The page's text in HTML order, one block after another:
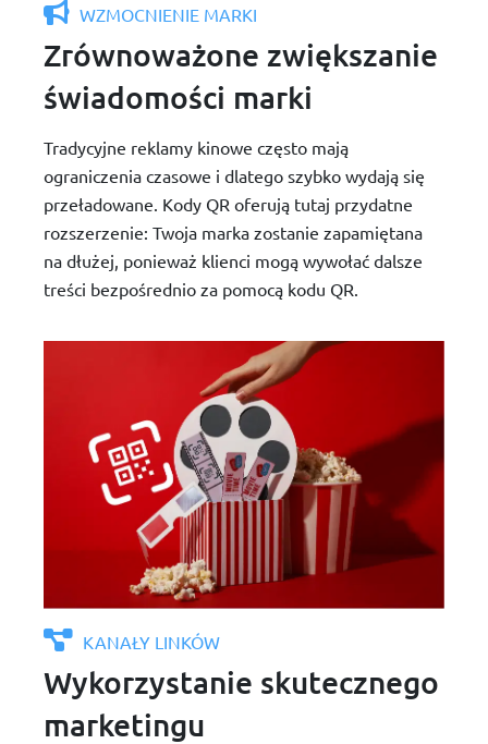
WZMOCNIENIE MARKI
Zrównoważone zwiększanie
świadomości marki
Tradycyjne reklamy kinowe często mają
ograniczenia czasowe i dlatego szybko wydają się
przeładowane. Kody QR oferują tutaj przydatne
rozszerzenie: Twoja marka zostanie zapamiętana
na dłużej, ponieważ klienci mogą wywołać dalsze
treści bezpośrednio za pomocą kodu QR.
KANAŁY LINKÓW
Wykorzystanie skutecznego
marketingu